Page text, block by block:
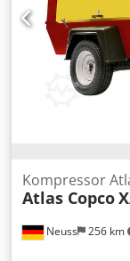
Neuss 256 km
Kompressor
Atlas Copco